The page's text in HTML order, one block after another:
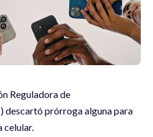
Reguladora de
descartó prórroga alguna para
celular.